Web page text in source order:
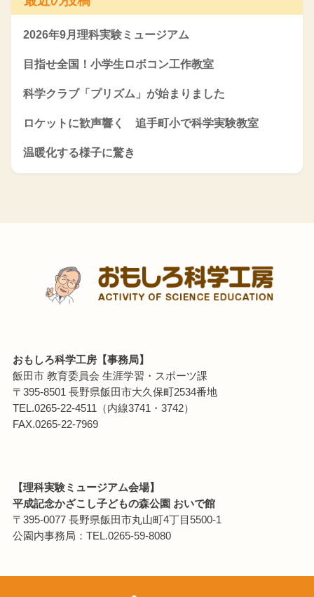
2026年9月理科実験ミュージアム
目指せ全国！小学生ロボコン工作教室
科学クラブ「プリズム」が始まりました
ロケットに歓声響く 追手町小で科学実験教室
温暖化する様子に驚き
おもしろ科学工房【事務局】
飯田市 教育委員会 生涯学習・スポーツ課
〒395-8501 長野県飯田市大久保町2534番地
TEL.0265-22-4511（内線3741・3742）
FAX.0265-22-7969
【理科実験ミュージアム会場】
平成記念かざこし子どもの森公園 おいで館
〒395-0077 長野県飯田市丸山町4丁目5500-1
公園内事務局：TEL.0265-59-8080